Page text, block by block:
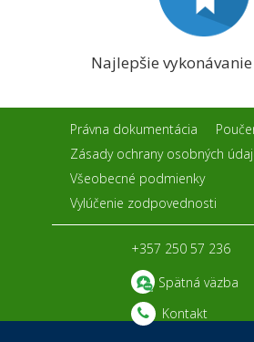
Najlepšie
Právna dokumentácia
Zásady ochrany osobných
Všeobecné podmienky
Vylúčenie zodpovednosti
+357 250 57 236
Spätná väzba
Kontakt